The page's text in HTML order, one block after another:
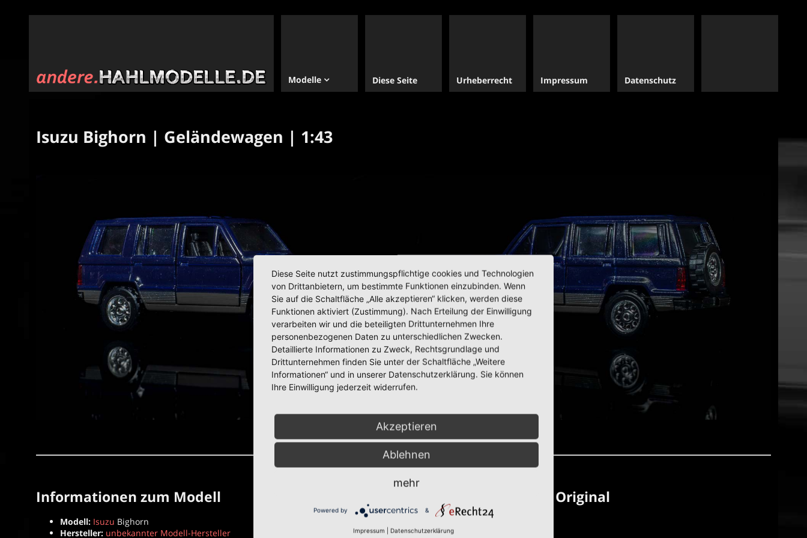
Modelle Diese Seite Urheberrecht Impressum Datenschutz
Isuzu Bighorn | Geländewagen | 1:43
Informationen zum Modell
Modell: Isuzu Bighorn
Hersteller: unbekannter Modell-Hersteller
Informationen zum Original
Geländewagen
Baujahr(e):
Diese Seite nutzt zustimmungspflichtige cookies und Technologien
von Drittanbietern, um bestimmte Funktionen einzubinden. Wenn
Sie auf die Schaltfläche „Alle akzeptieren“ klicken, werden diese
Funktionen aktiviert (Zustimmung). Nach Erteilung der Einwilligung
verarbeiten wir und die beteiligten Drittunternehmen Ihre
personenbezogenen Daten zu unterschiedlichen Zwecken.
Detaillierte Informationen zu Zweck, Rechtsgrundlage und
Drittunternehmen finden Sie unter der Schaltfläche „Weitere
Informationen“ und in unserer Datenschutzerklärung. Sie können
Ihre Einwilligung jederzeit widerrufen.
Akzeptieren
Ablehnen
mehr
Powered by &
Impressum Datenschutzerklärung